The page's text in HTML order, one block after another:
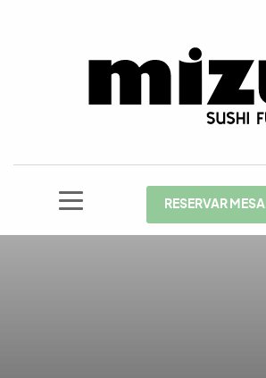
RESERVAR MESA